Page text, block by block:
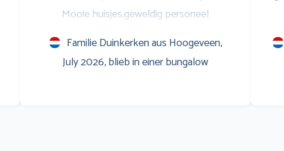
Mooie huisjes,geweldig personeel
Entertainment voor de jongeren,is ook prima
Savonds op het terras leuke muziek,en
natuurlijk het WK voetbal op het scherm
Familie Duinkerken aus Hoogeveen,
July 2026, blieb in einer bungalow